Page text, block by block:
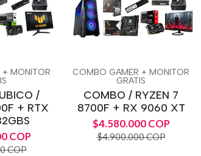
MONITOR
/
+ RTX
COP
COP
COMBO GAMER + MONITOR
GRATIS
COMBO / RYZEN 7
8700F + RX 9060 XT
$4.580.000 COP
$4.900.000 COP